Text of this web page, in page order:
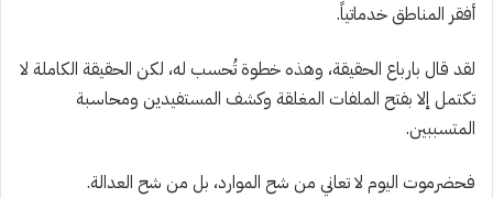
أفقر المناطق خدماتياً.
لقد قال بارباع الحقيقة، وهذه خطوة تُحسب له، لكن الحقيقة الكاملة لا
تكتمل إلا بفتح الملفات المغلقة وكشف المستفيدين ومحاسبة
المتسببين.
فحضرموت اليوم لا تعاني من شح الموارد، بل من شح العدالة.